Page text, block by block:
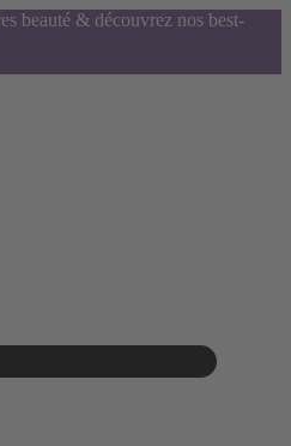
beauté & découvrez nos best-